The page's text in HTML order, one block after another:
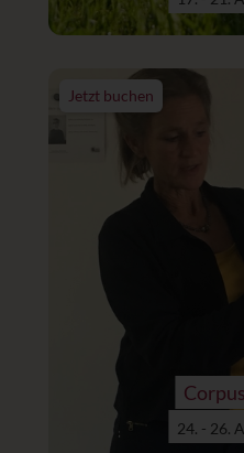
Jetzt buchen
24. - 26.